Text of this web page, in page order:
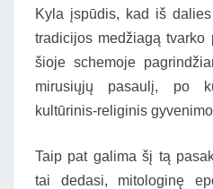
Kyla įspūdis, kad iš
tradicijos medžiagą tvarko
šioje schemoje
mirusiųjų pasaulį, po
kultūrinis-religinis
Taip pat galima šį tą
tai dedasi, mitologinę